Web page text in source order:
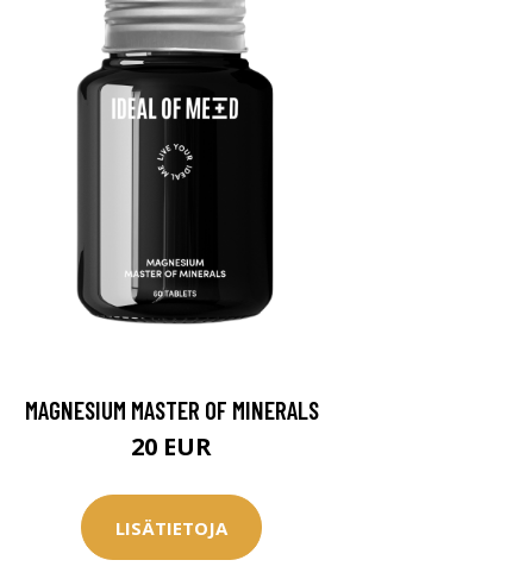
MAGNESIUM MASTER OF MINERALS
20 EUR
LISÄTIETOJA